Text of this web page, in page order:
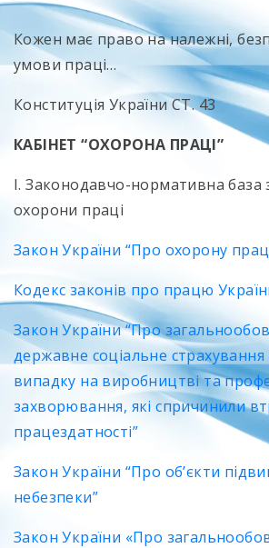
Кожен має право на належні,
умови праці…
Конституція України СТ. 43
КАБІНЕТ “ОХОРОНА ПРАЦІ”
І. Законодавчо-нормативна база
охорони праці
Закон України “Про охорону
Кодекс законів про працю
Закон України “Про
державне соціальне
випадку на виробництві та
захворювання, які спричинили
працездатності”
Закон України “Про об’єкти
небезпеки”
Закон України «Про